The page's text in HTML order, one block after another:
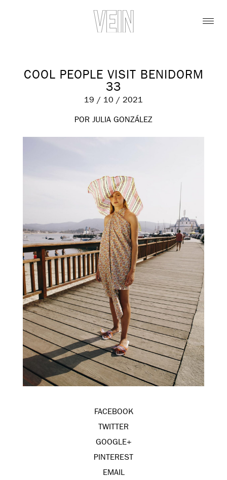
COOL PEOPLE VISIT BENIDORM
33
19 / 10 / 2021
POR JULIA GONZÁLEZ
FACEBOOK
TWITTER
GOOGLE+
PINTEREST
EMAIL